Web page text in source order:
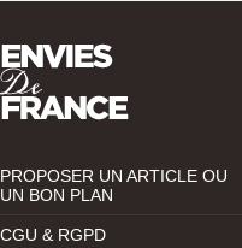
PROPOSER UN ARTICLE OU
UN BON PLAN
CGU & RGPD